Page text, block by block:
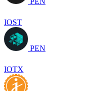
IOST
PEN
IOTX